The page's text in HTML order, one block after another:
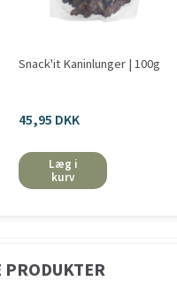
Snack'it Kaninlunger | 100g
45,95 DKK
Læg i
kurv
PRODUKTER